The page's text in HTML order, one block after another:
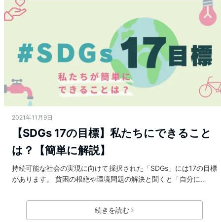
2021年11月9日
【SDGs 17の目標】私たちにできること
は？【簡単に解説】
持続可能な社会の実現に向けて採択された「SDGs」には17の目標
があります。 貧困の根絶や環境問題の解決と聞くと「自分に…
続きを読む